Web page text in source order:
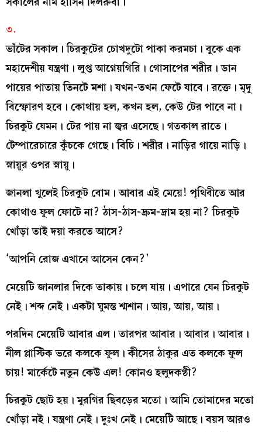
৩.
ভাঁটের সকাল। চিরকুটের চোখদুটো পাকা করমচা। বুকে এক
মহাদেশীয় যন্ত্রণা। লুপ্ত আগ্নেয়গিরি। গোসাপের শরীর। ডান
পায়ের পাতায় তিনটে মশা। যখন-তখন ফেটে যাবে। রক্তে। মৃদু
বিস্ফোরণ হবে। কোথায় হল, কখন হল, কেউ টের পাবে না।
চিরকুট যেমন। টের পায় না জ্বর এসেছে। গতকাল রাতে।
টেম্পারেচারে কুঁচকে গেছে। বিচি। শরীর। নাড়ির গায়ে নাড়ি।
স্নায়ুর ওপর স্নায়ু।
জানলা খুলেই চিরকুট বোম। আবার এই মেয়ে! পৃথিবীতে আর
কোথাও ফুল ফোটে না? ঠাস-ঠাস-দ্রুম-দ্রাম হয় না? চিরকুট
খোঁড়া তাই দয়া করতে আসে?
‘আপনি রোজ এখানে আসেন কেন?’
মেয়েটি জানলার দিকে তাকায়। চলে যায়। এপারে যেন চিরকুট
নেই। শব্দ নেই। একটা ঘুমন্ত শ্মশান। আয়, আয়, আয়।
পরদিন মেয়েটি আবার এল। তারপর আবার। আবার। আবার।
নীল প্লাস্টিক ভরে কলকে ফুল। কীসের ঠাকুর এত কলকে ফুল
চায়! মার্কেটে নতুন কেউ এল! কোনও হলুদকণ্ঠী?
চিরকুট ছোট হয়। মুরগির ছিবড়ের মতো। আমি তোমাদের মতো
খোঁড়া নই। যন্ত্রণা নেই। দুঃখ নেই। মেয়েটি আছে। বয়স আরও